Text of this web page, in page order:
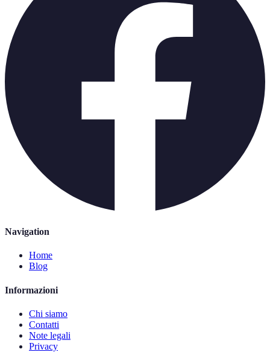
Navigation
Home
Blog
Informazioni
Chi siamo
Contatti
Note legali
Privacy